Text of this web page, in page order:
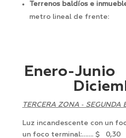
Terrenos baldíos e
metro lineal de frente:
Enero-
TERCERA ZONA ‑ SEGUNDA
Luz incandescente con un
un foco terminal:…….